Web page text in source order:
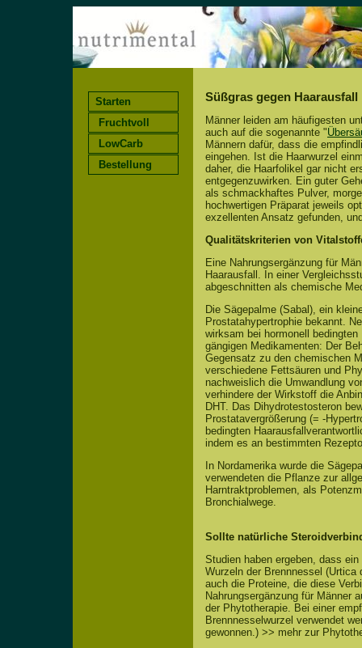
Starten
Fruchtvoll
LowCarb
Bestellung
Süßgras gegen Haarausfall
Männer leiden am häufigesten
auch auf die sogenannte "
Männern dafür, dass die
eingehen. Ist die Haarwurzel
daher, die Haarfolikel gar nicht
entgegenzuwirken. Ein guter
als schmackhaftes Pulver,
hochwertigen Präparat jeweils
exzellenten Ansatz gefunden,
Qualitätskriterien von
Eine Nahrungsergänzung für
Haarausfall. In einer
abgeschnitten als chemische
Die Sägepalme (Sabal), ein
Prostatahypertrophie bekannt.
wirksam bei hormonell
gängigen Medikamenten: Der
Gegensatz zu den chemischen
verschiedene Fettsäuren und
nachweislich die Umwandlung
verhindere der Wirkstoff die
DHT. Das Dihydrotestosteron
Prostatavergrößerung (= -
bedingten
indem es an bestimmten
In Nordamerika wurde die
verwendeten die Pflanze zur
Harntraktproblemen, als
Bronchialwege.
Sollte natürliche
Studien haben ergeben, dass
Wurzeln der Brennnessel
auch die Proteine, die diese
Nahrungsergänzung für Männer
der Phytotherapie. Bei einer
Brennnesselwurzel verwendet
gewonnen.) >> mehr zur